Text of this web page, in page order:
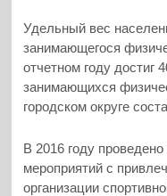
Удельный вес
занимающегося
отчетном году достиг
занимающихся
городском округе
В 2016 году
мероприятий с
организации